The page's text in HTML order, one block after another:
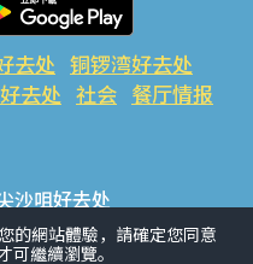
去处 铜锣湾好去处
去处 社会 餐厅情报
沙咀好去处
去处 旺角好去处 社会
的網站體驗，請確定您同意
可繼續瀏覽。